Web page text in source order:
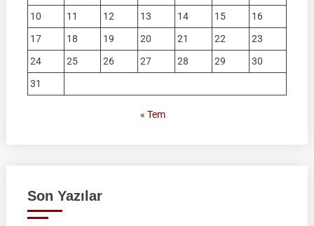
10
11 12 13 14 15
16
17
18 19 20 21 22
23
24
25 26 27 28 29
30
31
« Tem
Son Yazılar